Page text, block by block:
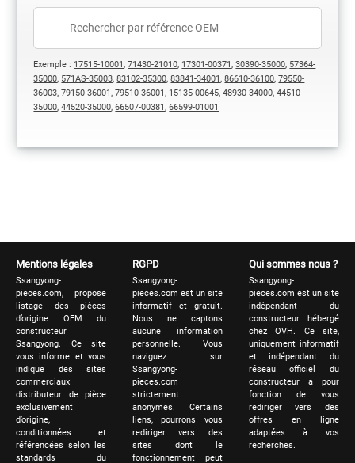
Exemple : 17515-10001,71430-21010, 17301-00371,30390-35000, 57364-
35000, 571AS-35003,83102-35300,83841-34001,86610-36100,79550-
36003,79150-36001,79510-36001, 15135-00645,48930-34000,44510-
35000,44520-35000,66507-00381,66599-01001
Mentions légales
Ssangyong-
pieces.com, propose
listage des pièces
d’origine OEM du
constructeur
Ssangyong. Ce site
vous informe et vous
indique des sites
commerciaux
distributeur de pièce
exclusivement
d’origine,
conditionnées et
référencées selon les
standards du
RGPD
Ssangyong-
pieces.com est un site
informatif et gratuit.
Nous ne captons
aucune information
personnelle. Vous
naviguez sur
Ssangyong-
pieces.com
strictement
anonymes. Certains
liens, pourrons vous
rediriger vers des
sites dont le
fonctionnement peut
Qui sommes nous ?
Ssangyong-
pieces.com est un site
indépendant du
constructeur hébergé
chez OVH. Ce site,
uniquement informatif
et indépendant du
réseau officiel du
constructeur a pour
fonction de vous
rediriger vers des
offres en ligne
adaptées à vos
recherches.